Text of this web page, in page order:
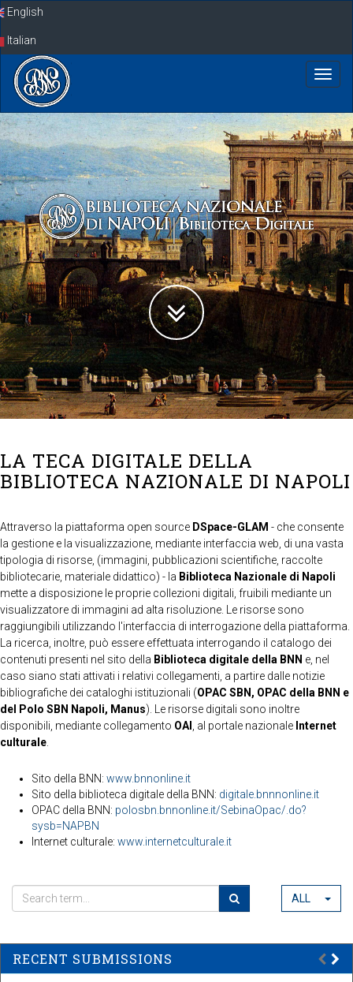
SkipEnglish
Italian
LA TECA DIGITALE DELLA
BIBLIOTECA NAZIONALE DI NAPOLI
Attraverso la piattaforma open source DSpace-GLAM - che consente
la gestione e la visualizzazione, mediante interfaccia web, di una vasta
tipologia di risorse, (immagini, pubblicazioni scientifiche, raccolte
bibliotecarie, materiale didattico) - la Biblioteca Nazionale di Napoli
mette a disposizione le proprie collezioni digitali, fruibili mediante un
visualizzatore di immagini ad alta risoluzione. Le risorse sono
raggiungibili utilizzando l'interfaccia di interrogazione della piattaforma.
La ricerca, inoltre, può essere effettuata interrogando il catalogo dei
contenuti presenti nel sito della Biblioteca digitale della BNN e, nel
caso siano stati attivati i relativi collegamenti, a partire dalle notizie
bibliografiche dei cataloghi istituzionali (OPAC SBN, OPAC della BNN e
del Polo SBN Napoli, Manus). Le risorse digitali sono inoltre
disponibili, mediante collegamento OAI , al portale nazionale Internet
culturale
Sito della BNN: www.bnnonline.it
Sito della biblioteca digitale della BNN: digitale.bnnnonline.it
OPAC della BNN: polosbn.bnnonline.it/SebinaOpac/.do?
sysb=NAPBN
Internet culturale: www.internetculturale.it
ALL
RECENT SUBMISSIONS